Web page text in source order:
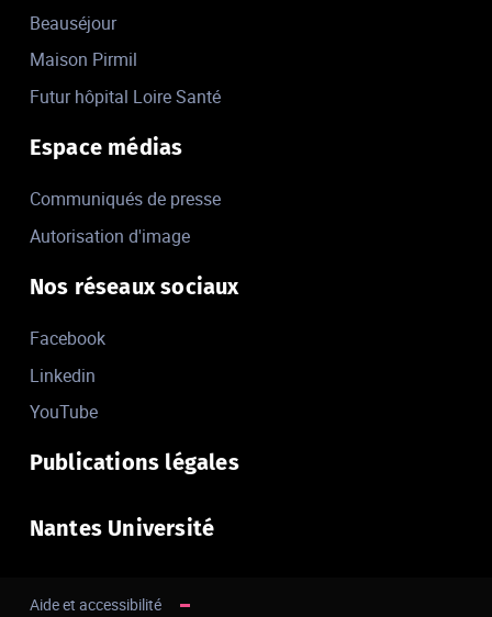
Beauséjour
Maison Pirmil
Futur hôpital Loire Santé
Espace médias
Communiqués de presse
Autorisation d'image
Nos réseaux sociaux
Facebook
Linkedin
YouTube
Publications légales
Nantes Université
Aide et accessibilité